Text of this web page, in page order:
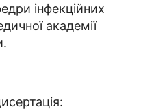
інфекційних
академії